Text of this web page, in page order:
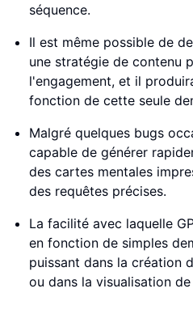
séquence.
Il est même possible de
une stratégie de contenu
l'engagement, et il
fonction de cette seule
Malgré quelques bugs
capable de générer
des cartes mentales
des requêtes précises.
La facilité avec laquelle
en fonction de simples
puissant dans la création
ou dans la visualisation